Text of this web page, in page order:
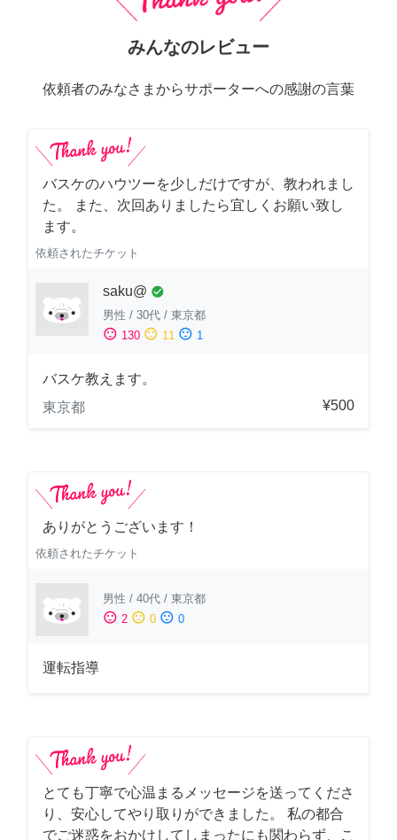
みんなのレビュー
依頼者のみなさまからサポーターへの感謝の言葉
バスケのハウツーを少しだけですが、教われまし
た。 また、次回ありましたら宜しくお願い致し
ます。
依頼されたチケット
saku@ check_circle
男性 / 30代 / 東京都
sentiment_satisfied 130 sentiment_neutral 11 sentiment_dissatisfied 1
バスケ教えます。
東京都
¥500
ありがとうございます！
依頼されたチケット
男性 / 40代 / 東京都
sentiment_satisfied 2 sentiment_neutral 0 sentiment_dissatisfied 0
運転指導
とても丁寧で心温まるメッセージを送ってくださ
り、安心してやり取りができました。 私の都合
でご迷惑をおかけしてしまったにも関わらず、こ